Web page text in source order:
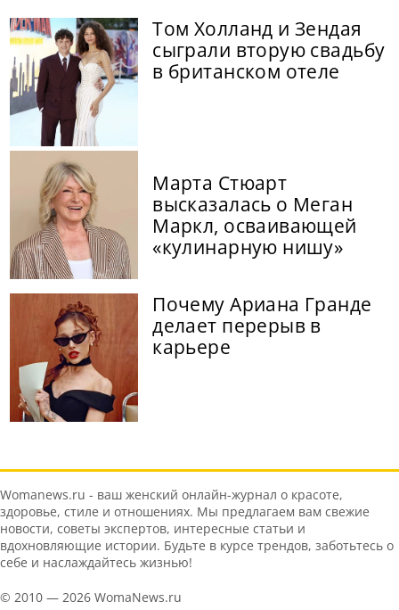
Том Холланд и Зендая
сыграли вторую свадьбу
в британском отеле
Марта Стюарт
высказалась о Меган
Маркл, осваивающей
«кулинарную нишу»
Почему Ариана Гранде
делает перерыв в
карьере
Womanews.ru - ваш женский онлайн-журнал о красоте,
здоровье, стиле и отношениях. Мы предлагаем вам свежие
новости, советы экспертов, интересные статьи и
вдохновляющие истории. Будьте в курсе трендов, заботьтесь о
себе и наслаждайтесь жизнью!
© 2010 — 2026 WomaNews.ru